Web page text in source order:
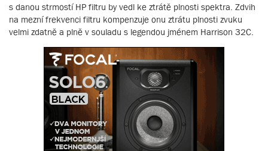
s danou strmostí HP filtru by vedl ke ztrátě plnosti spektra. Zdvih
na mezní frekvenci filtru kompenzuje onu ztrátu plnosti zvuku
velmi zdatně a plně v souladu s legendou jménem Harrison 32C.